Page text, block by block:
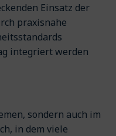
Einsatz der
praxisnahe
integriert werden
sondern auch im
in dem viele